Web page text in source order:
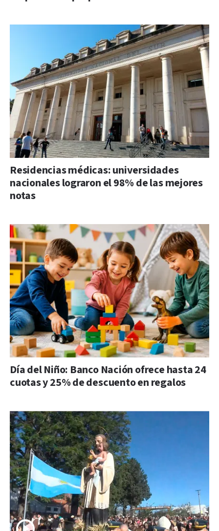
Residencias médicas: universidades
nacionales lograron el 98% de las mejores
notas
Día del Niño: Banco Nación ofrece hasta 24
cuotas y 25% de descuento en regalos